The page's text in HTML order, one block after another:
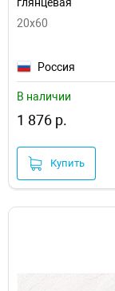
20x60
Россия
В наличии
1 876 р.
Купить